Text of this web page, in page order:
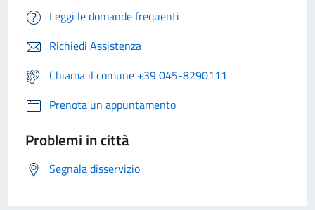
Leggi le domande frequenti
Richiedi Assistenza
Chiama il comune +39 045-8290111
Prenota un appuntamento
Problemi in città
Segnala disservizio